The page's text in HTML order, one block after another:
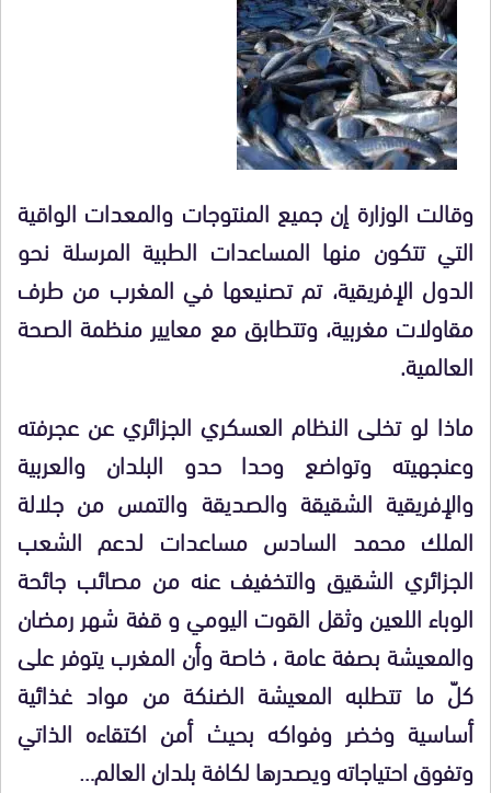
وقالت الوزارة إن جميع المنتوجات والمعدات الواقية
التي تتكون منها المساعدات الطبية المرسلة نحو
الدول الإفريقية، تم تصنيعها في المغرب من طرف
مقاولات مغربية، وتتطابق مع معايير منظمة الصحة
العالمية.
ماذا لو تخلى النظام العسكري الجزائري عن عجرفته
وعنجهيته وتواضع وحدا حدو البلدان والعربية
والإفريقية الشقيقة والصديقة والتمس من جلالة
الملك محمد السادس مساعدات لدعم الشعب
الجزائري الشقيق والتخفيف عنه من مصائب جائحة
الوباء اللعين وثقل القوت اليومي و قفة شهر رمضان
والمعيشة بصفة عامة ، خاصة وأن المغرب يتوفر على
كلّ ما تتطلبه المعيشة الضنكة من مواد غذائية
أساسية وخضر وفواكه بحيث أمن اكتقاءه الذاتي
وتفوق احتياجاته ويصدرها لكافة بلدان العالم…